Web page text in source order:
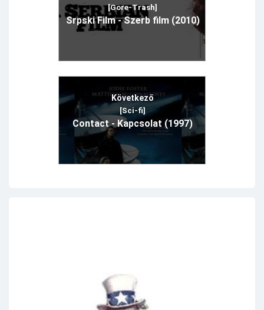
[Gore-Trash]
Srpski Film - Szerb film (2010)
Következő
[Sci-fi]
Contact - Kapcsolat (1997)